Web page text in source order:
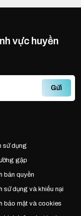
vực huyền
Gửi
sử dụng
gặp
bản quyền
sử dụng và khiếu nại
bảo mật và cookies